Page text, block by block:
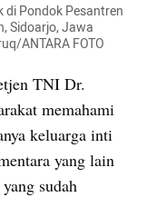
Pondok Pesantren
Sidoarjo, Jawa
ANTARA FOTO
TNI Dr.
memahami
keluarga inti
yang lain
sudah